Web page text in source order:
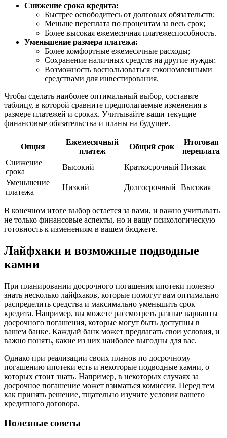
Снижение срока кредита:
Быстрее освободитесь от долговых обязательств;
Меньше переплата по процентам за весь срок;
Более высокая ежемесячная платежеспособность.
Уменьшение размера платежа:
Более комфортные ежемесячные расходы;
Сохранение наличных средств на другие нужды;
Возможность воспользоваться сэкономленными
средствами для инвестирования.
Чтобы сделать наиболее оптимальный выбор, составьте
таблицу, в которой сравните предполагаемые изменения в
размере платежей и сроках. Учитывайте ваши текущие
финансовые обязательства и планы на будущее.
Опция
Ежемесячный
платеж
Общий срок
Итоговая
переплата
Снижение
срока
Высокий Краткосрочный Низкая
Уменьшение
платежа
Низкий Долгосрочный Высокая
В конечном итоге выбор остается за вами, и важно учитывать
не только финансовые аспекты, но и вашу психологическую
готовность к изменениям в вашем бюджете.
Лайфхаки и возможные подводные
камни
При планировании досрочного погашения ипотеки полезно
знать несколько лайфхаков, которые помогут вам оптимально
распределить средства и максимально уменьшить срок
кредита. Например, вы можете рассмотреть разные варианты
досрочного погашения, которые могут быть доступны в
вашем банке. Каждый банк может предлагать свои условия, и
важно понять, какие из них наиболее выгодны для вас.
Однако при реализации своих планов по досрочному
погашению ипотеки есть и некоторые подводные камни, о
которых стоит знать. Например, в некоторых случаях за
досрочное погашение может взиматься комиссия. Перед тем
как принять решение, тщательно изучите условия вашего
кредитного договора.
Полезные советы